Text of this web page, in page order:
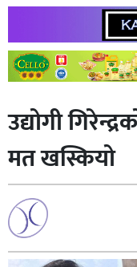
उद्योगी
मत खस्कियो